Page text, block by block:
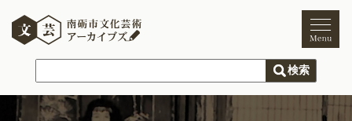
ご利用案内